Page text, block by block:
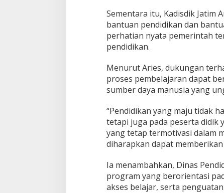
N
2
N
g
i
Sementara itu, Kadisdik Jatim
bantuan pendidikan dan
perhatian nyata pemerintah
pendidikan.
Menurut Aries, dukungan
proses pembelajaran dapat
sumber daya manusia yang
“Pendidikan yang maju tidak
tetapi juga pada peserta didik
yang tetap termotivasi dalam
diharapkan dapat
Ia menambahkan, Dinas
program yang berorientasi
akses belajar, serta